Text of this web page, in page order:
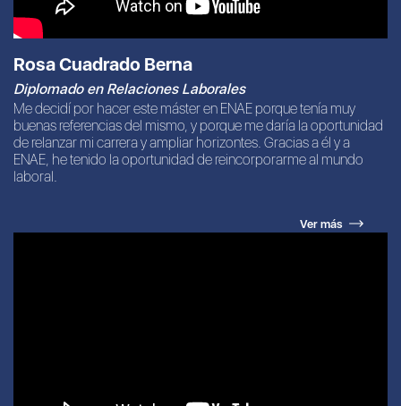
Rosa Cuadrado Berna
Diplomado en Relaciones Laborales
Me decidí por hacer este máster en ENAE porque tenía muy
buenas referencias del mismo, y porque me daría la oportunidad
de relanzar mi carrera y ampliar horizontes. Gracias a él y a
ENAE, he tenido la oportunidad de reincorporarme al mundo
laboral.
Ver más